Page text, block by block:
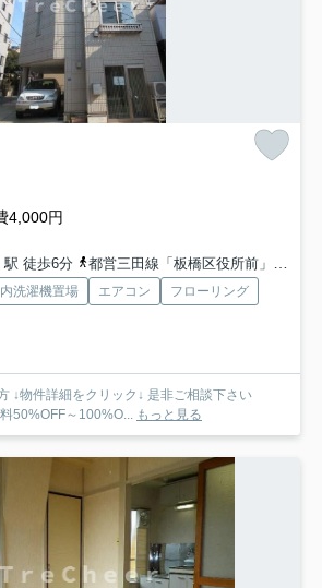
4,000円
駅 徒歩6分
都営三田線「板橋区役所前」駅 徒歩6分
洗濯機置場 エアコン
フローリング
↓物件詳細をクリック↓ 是非ご相談下さい
～100%O... もっと見る